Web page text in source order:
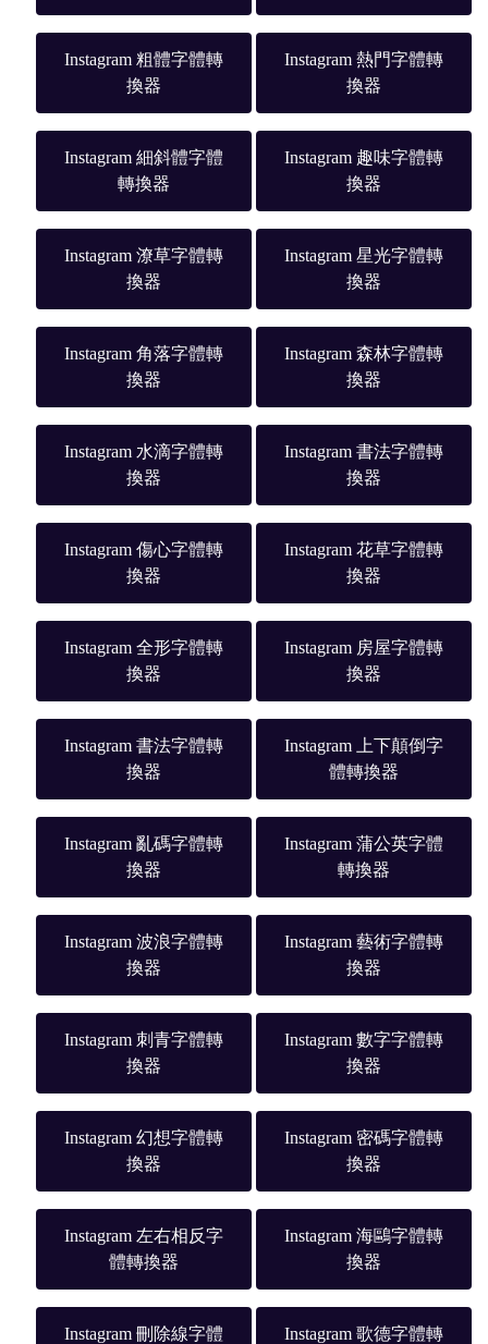
Instagram 粗體字體轉
換器
Instagram 熱門字體轉
換器
Instagram 細斜體字體
轉換器
Instagram 趣味字體轉
換器
Instagram 潦草字體轉
換器
Instagram 星光字體轉
換器
Instagram 角落字體轉
換器
Instagram 森林字體轉
換器
Instagram 水滴字體轉
換器
Instagram 書法字體轉
換器
Instagram 傷心字體轉
換器
Instagram 花草字體轉
換器
Instagram 全形字體轉
換器
Instagram 房屋字體轉
換器
Instagram 書法字體轉
換器
Instagram 上下顛倒字
體轉換器
Instagram 亂碼字體轉
換器
Instagram 蒲公英字體
轉換器
Instagram 波浪字體轉
換器
Instagram 藝術字體轉
換器
Instagram 刺青字體轉
換器
Instagram 數字字體轉
換器
Instagram 幻想字體轉
換器
Instagram 密碼字體轉
換器
Instagram 左右相反字
體轉換器
Instagram 海鷗字體轉
換器
Instagram 刪除線字體
Instagram 歌德字體轉